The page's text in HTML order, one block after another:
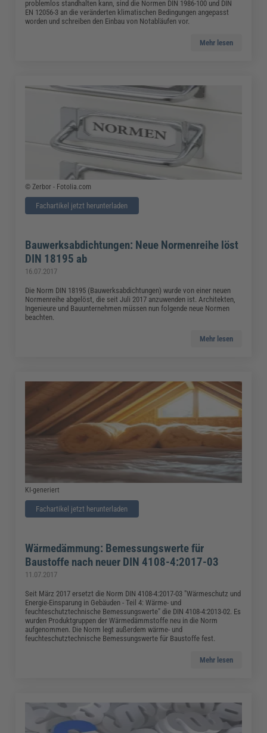
problemlos standhalten kann, sind die Normen DIN 1986-100 und DIN
EN 12056-3 an die veränderten klimatischen Bedingungen angepasst
worden und schreiben den Einbau von Notabläufen vor.
Mehr lesen
© Zerbor - Fotolia.com
Fachartikel jetzt herunterladen
Bauwerksabdichtungen: Neue Normenreihe löst
DIN 18195 ab
16.07.2017
Die Norm DIN 18195 (Bauwerksabdichtungen) wurde von einer neuen
Normenreihe abgelöst, die seit Juli 2017 anzuwenden ist. Architekten,
Ingenieure und Bauunternehmen müssen nun folgende neue Normen
beachten.
Mehr lesen
KI-generiert
Fachartikel jetzt herunterladen
Wärmedämmung: Bemessungswerte für
Baustoffe nach neuer DIN 4108-4:2017-03
11.07.2017
Seit März 2017 ersetzt die Norm DIN 4108-4:2017-03 "Wärmeschutz und
Energie-Einsparung in Gebäuden - Teil 4: Wärme- und
feuchteschutztechnische Bemessungswerte" die DIN 4108-4:2013-02. Es
wurden Produktgruppen der Wärmedämmstoffe neu in die Norm
aufgenommen. Die Norm legt außerdem wärme- und
feuchteschutztechnische Bemessungswerte für Baustoffe fest.
Mehr lesen